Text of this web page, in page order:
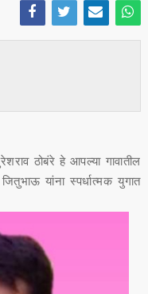
Face
Twi
Ema
Wh
ठोबंरे हे आपल्या गावातील
यांना स्पर्धात्मक युगात